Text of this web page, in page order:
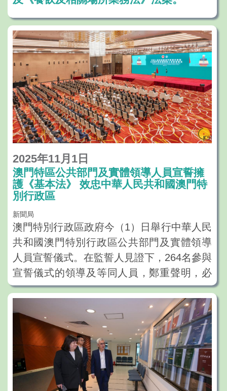
公共行政改革的時序，具有重要意義，亦標
誌著處長級職務資格培訓制度正式實行。最
後，稅兵勉勵學員不忘初心、砥礪前行，持
續終身學習，未來在公共崗位上肩負重任、
貢獻所長。
澳門大學自2019年設立公共行政培訓中心以
來，始終秉持「培訓與培養相結合」的理
念，致力為特區培育具備擔當精神與創新思
維的管治人才。課程以實踐導向為核心，結
合專業權威的師資團隊與高強度的脫產培訓
模式，協助學員深入掌握領導管理知識，並
透過跨部門調研與專題研討，促進思維突破
與協作能力提升。學員在培訓期間展現積極
態度，充分發揮主動求變、務實創新的潛
能。
本次課程的開辦，是配合自2025年11月1日
起生效的第9/2025號法律《修改〈領導及主
管人員通則的基本規定〉》及相關行政法規
的重要舉措。根據新規定，除法定例外情況
外，日後聘任處長職級人員須從已完成相應
資格課程的人員中選拔，進一步提升晉升機
制的專業性與透明度，為構建穩健的管治梯
隊提供制度支持。
2025年11月1日
澳門特區公共部門及實體領導人員宣誓擁
護《基本法》 效忠中華人民共和國澳門特
別行政區
新聞局
澳門特別行政區政府今（1）日舉行中華人民
共和國澳門特別行政區公共部門及實體領導
人員宣誓儀式。在監誓人見證下，264名參與
宣誓儀式的領導及等同人員，鄭重聲明，必
當擁護並執行《中華人民共和國澳門特別行
政區基本法》，效忠中華人民共和國澳門特
別行政區，盡忠職守，遵守法律，廉潔奉
公，竭誠為澳門特別行政區服務。
宣誓儀式上午10時在中國與葡語國家商貿合
作服務平台綜合體舉行。在奏唱中華人民共
和國國歌後，行政長官岑浩輝、立法會主席